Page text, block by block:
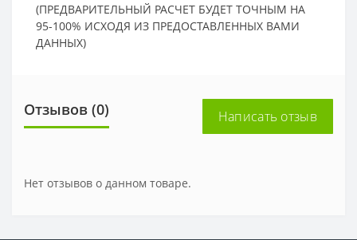
(ПРЕДВАРИТЕЛЬНЫЙ РАСЧЕТ БУДЕТ ТОЧНЫМ НА
95-100% ИСХОДЯ ИЗ ПРЕДОСТАВЛЕННЫХ ВАМИ
ДАННЫХ)
Отзывов (0) Написать отзыв
Нет отзывов о данном товаре.